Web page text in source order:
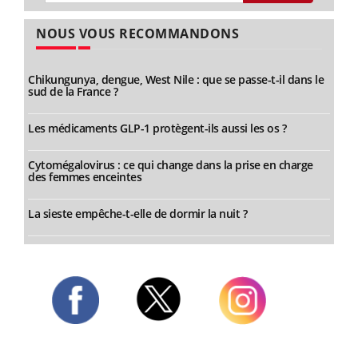
NOUS VOUS RECOMMANDONS
Chikungunya, dengue, West Nile : que se passe-t-il dans le
sud de la France ?
Les médicaments GLP-1 protègent-ils aussi les os ?
Cytomégalovirus : ce qui change dans la prise en charge
des femmes enceintes
La sieste empêche-t-elle de dormir la nuit ?